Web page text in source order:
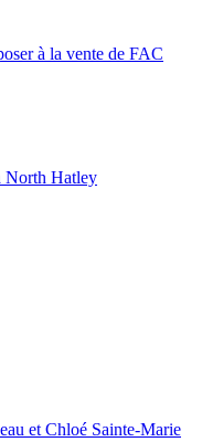
à la vente de FAC
North Hatley
et Chloé Sainte-Marie